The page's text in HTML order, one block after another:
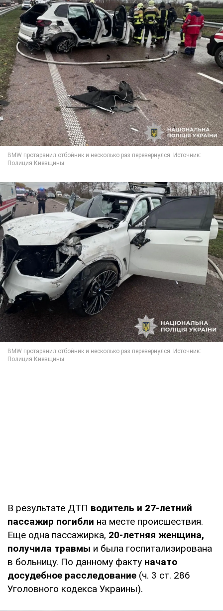
В результате ДТП водитель и 27-летний
пассажир погибли на месте происшествия.
Еще одна пассажирка, 20-летняя женщина,
получила травмы и была госпитализирована
в больницу. По данному факту начато
досудебное расследование (ч. 3 ст. 286
Уголовного кодекса Украины).